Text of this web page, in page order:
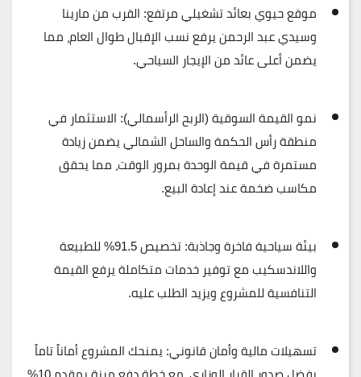
موقع حيوي بعائد تشغيلي مرتفع: القرب من مارينا
وسيدي عبد الرحمن يرفع نسب الإقبال طوال العام، مما
يضمنأعلى عائد من الإيجار السياحي.
نمو القيمة السوقية (الربح الرأسمالي): الاستثمار في
منطقة رأس الحكمة والساحل الشمالي يضمن زيادة
مستمرة في قيمة الوحدة بمرور الوقت، مما يحقق
مكاسب ضخمة عند إعادة البيع.
بيئة سياحية فاخرة وجاذبة:تخصيص
91.5% للطبيعة
واللاندسكيبمع توفير خدمات متكاملة يرفع القيمة
التنافسية للمشروع ويزيد الطلب عليه.
تسهيلات مالية وأمان قانوني:يمنحك المشروع أماناً تاماً